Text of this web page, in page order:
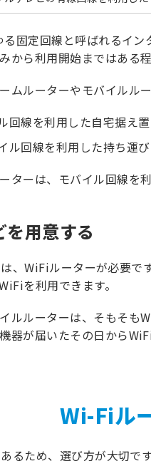
る固定回線と呼ばれるイ
から利用開始まではある
ムルーターやモバイルル
回線を利用した自宅据え
ル回線を利用した持ち運
ターは、モバイル回線を
用意する
、WiFiルーターが必要
を利用できます。
ルルーターは、そもそ
器が届いたその日から
Wi-Fiル
るため、選び方が大切で